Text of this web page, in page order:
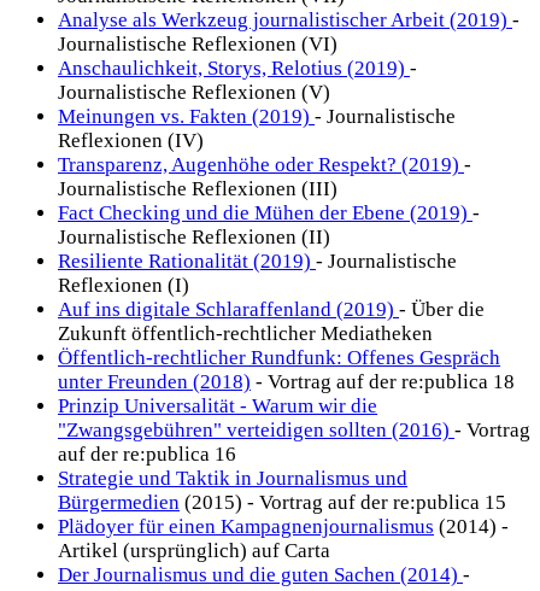
Analyse als Werkzeug journalistischer Arbeit (2019) -
Journalistische Reflexionen (VI)
Anschaulichkeit, Storys, Relotius (2019) -
Journalistische Reflexionen (V)
Meinungen vs. Fakten (2019) - Journalistische
Reflexionen (IV)
Transparenz, Augenhöhe oder Respekt? (2019) -
Journalistische Reflexionen (III)
Fact Checking und die Mühen der Ebene (2019) -
Journalistische Reflexionen (II)
Resiliente Rationalität (2019) - Journalistische
Reflexionen (I)
Auf ins digitale Schlaraffenland (2019) - Über die
Zukunft öffentlich-rechtlicher Mediatheken
Öffentlich-rechtlicher Rundfunk: Offenes Gespräch
unter Freunden (2018) - Vortrag auf der re:publica 18
Prinzip Universalität - Warum wir die
"Zwangsgebühren" verteidigen sollten (2016) - Vortrag
auf der re:publica 16
Strategie und Taktik in Journalismus und
Bürgermedien (2015) - Vortrag auf der re:publica 15
Plädoyer für einen Kampagnenjournalismus (2014) -
Artikel (ursprünglich) auf Carta
Der Journalismus und die guten Sachen (2014) -